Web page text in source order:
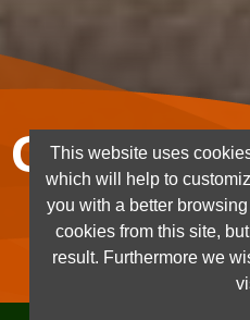
This website uses
which will help to
you with a better
cookies from this site,
result. Furthermore we